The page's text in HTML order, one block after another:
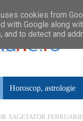
Horoscop, astrologie
SAGETATOR
cookies from
with Google along
and to detect and